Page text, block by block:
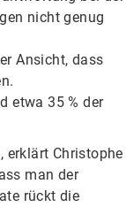
nicht genug
Ansicht, dass
etwa 35 % der
erklärt Christophe
man der
rückt die